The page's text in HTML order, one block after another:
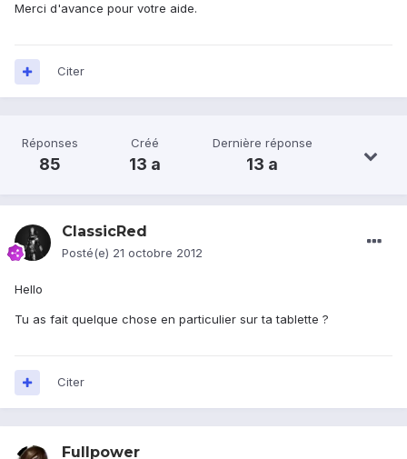
Merci d'avance pour votre aide.
Citer
Réponses
85
Créé
13 a
Dernière réponse
13 a
ClassicRed
Posté(e) 21 octobre 2012
Hello
Tu as fait quelque chose en particulier sur ta tablette ?
Citer
Fullpower